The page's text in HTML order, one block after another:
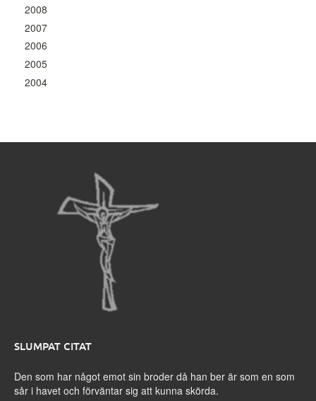
2008
2007
2006
2005
2004
SLUMPAT CITAT
Den som har något emot sin broder då han ber är som en som
sår i havet och förväntar sig att kunna skörda.